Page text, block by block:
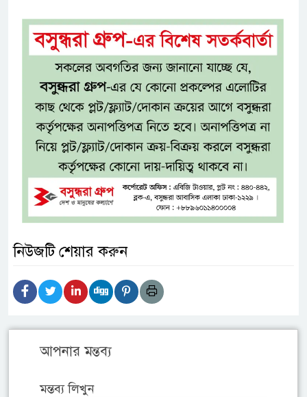
নিউজটি শেয়ার করুন
আপনার মন্তব্য
মন্তব্য লিখুন